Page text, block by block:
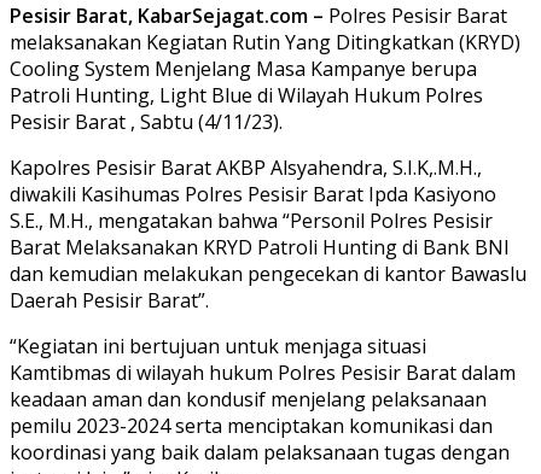
Pesisir Barat, KabarSejagat.com – Polres Pesisir Barat
melaksanakan Kegiatan Rutin Yang Ditingkatkan (KRYD)
Cooling System Menjelang Masa Kampanye berupa
Patroli Hunting, Light Blue di Wilayah Hukum Polres
Pesisir Barat , Sabtu (4/11/23).
Kapolres Pesisir Barat AKBP Alsyahendra, S.I.K,.M.H.,
diwakili Kasihumas Polres Pesisir Barat Ipda Kasiyono
S.E., M.H., mengatakan bahwa “Personil Polres Pesisir
Barat Melaksanakan KRYD Patroli Hunting di Bank BNI
dan kemudian melakukan pengecekan di kantor Bawaslu
Daerah Pesisir Barat”.
“Kegiatan ini bertujuan untuk menjaga situasi
Kamtibmas di wilayah hukum Polres Pesisir Barat dalam
keadaan aman dan kondusif menjelang pelaksanaan
pemilu 2023-2024 serta menciptakan komunikasi dan
koordinasi yang baik dalam pelaksanaan tugas dengan